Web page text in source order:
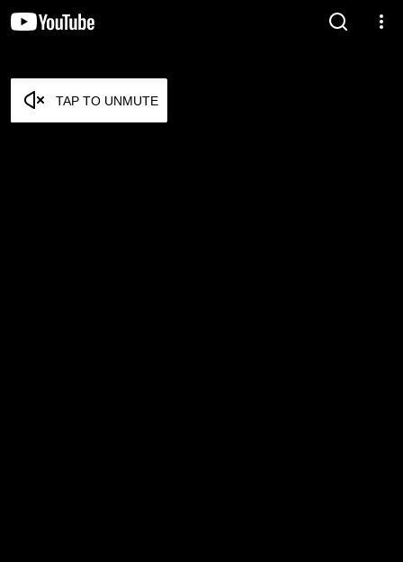
TAP TO UNMUTE